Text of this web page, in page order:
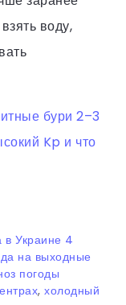
воду,
бури 2–3
Kp и что
в Украине 4
на выходные
погоды
, холодный